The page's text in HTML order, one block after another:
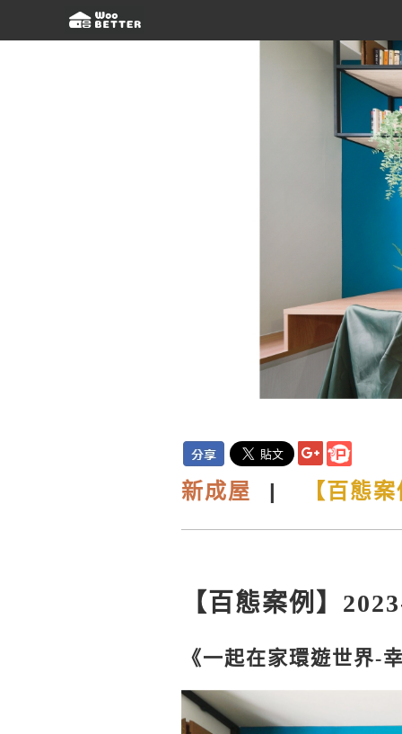
新成屋 | 【百態
【百態案例】
《一起在家環遊世界-